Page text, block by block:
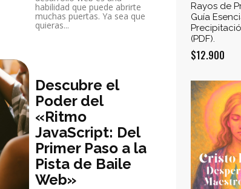
habilidad que puede abrirte
muchas puertas. Ya sea que
quieras...
Descubre el
Poder del
«Ritmo
JavaScript: Del
Primer Paso a la
Pista de Baile
Web»
Rayos de
Guía
(PDF).
$12.900